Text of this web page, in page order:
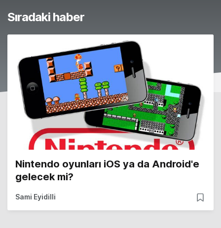
Sıradaki haber
Nintendo oyunları iOS ya da Android'e
gelecek mi?
Sami Eyidilli